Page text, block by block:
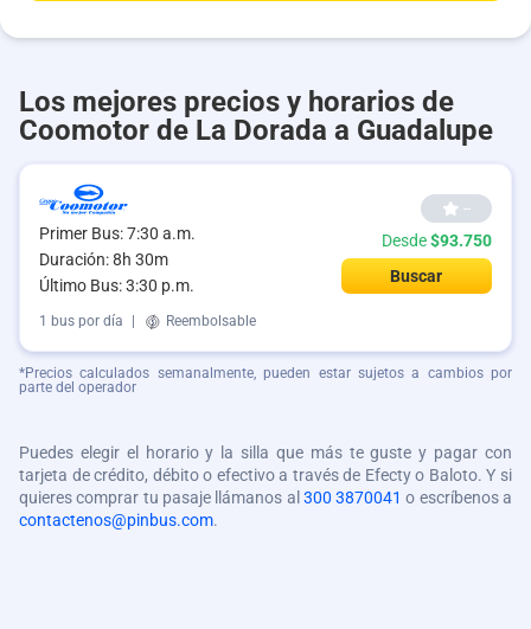
Los mejores precios y horarios de
Coomotor de La Dorada a Guadalupe
Primer Bus: 7:30 a.m.
Duración: 8h 30m
Último Bus: 3:30 p.m.
--
Desde$93.750
Buscar
1 bus por día Reembolsable
*Precios calculados semanalmente, pueden estar sujetos a cambios por
parte del operador
Puedes elegir el horario y la silla que más te guste y pagar con
tarjeta de crédito, débito o efectivo a través de Efecty o Baloto. Y si
quieres comprar tu pasaje llámanos al 300 3870041 o escríbenos a
contactenos@pinbus.com.